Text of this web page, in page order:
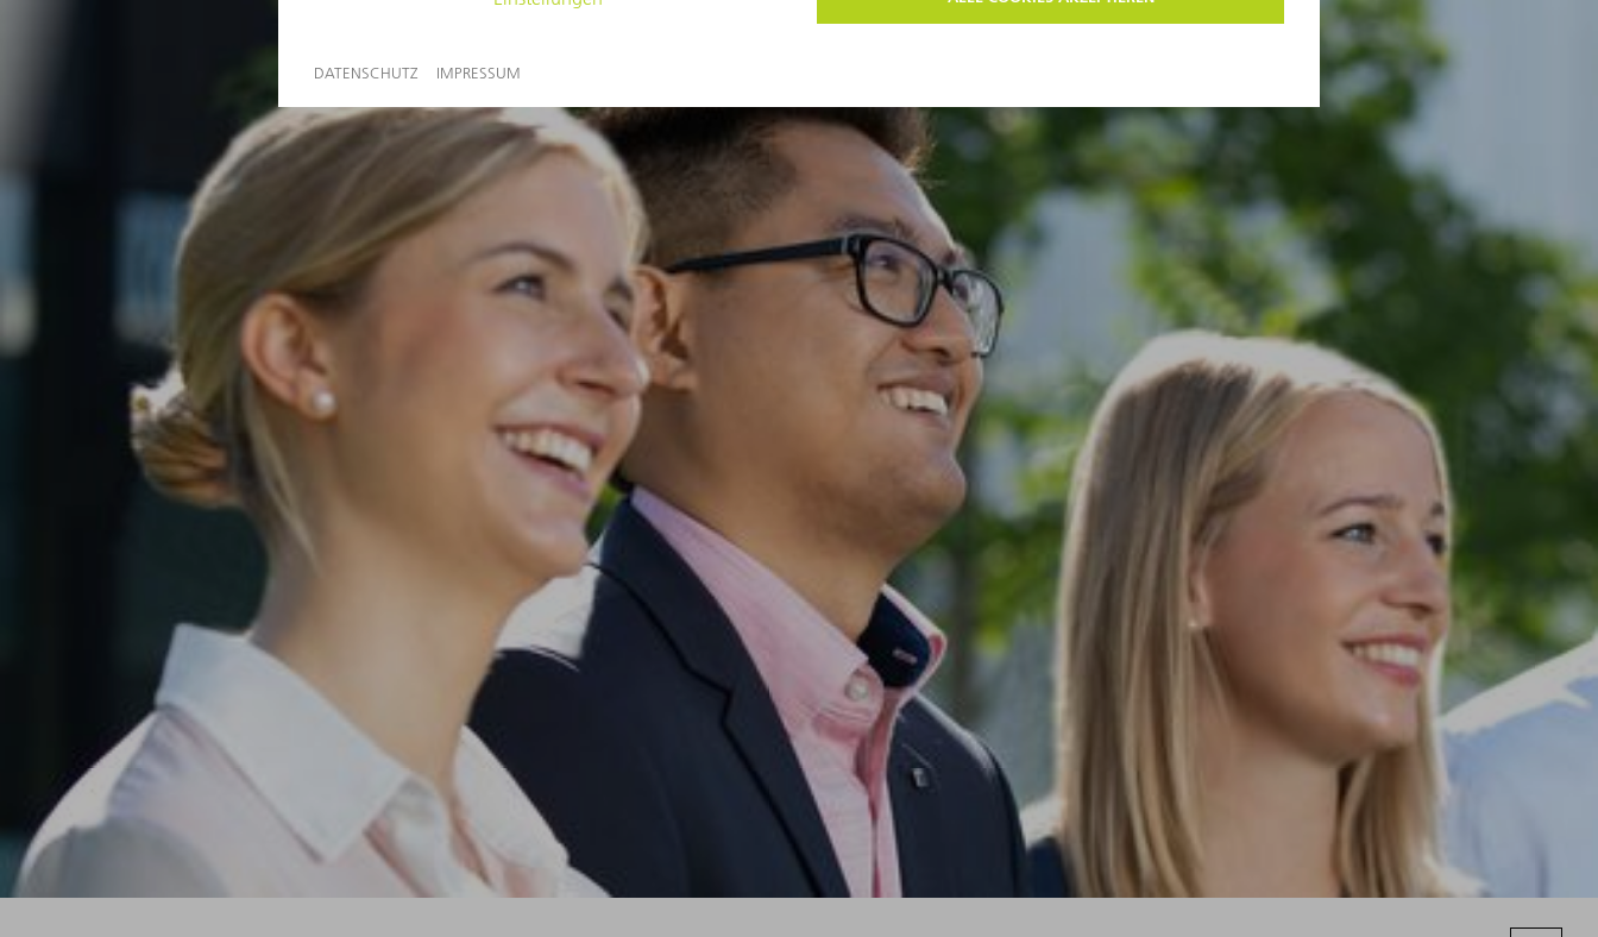
Im Rahmen eines Streetart-Workshops haben unsere Auszubildenden und Studierenden zusammen mit dem Berliner Künstler HÜLPMAN eine bunte und
emotionale Bildwelt für das neue Aus- und Weiterbildungszentrum in Ditzingen gestaltet.
MEHR ERFAHREN